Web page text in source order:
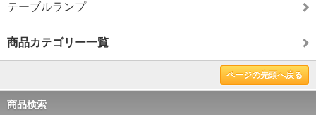
テーブルランプ
商品カテゴリー一覧
ページの先頭へ戻る
商品検索